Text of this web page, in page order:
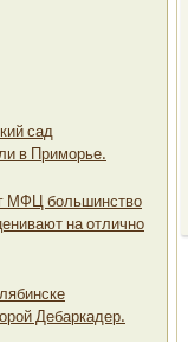
сад
в Приморье.
МФЦ большинство
на отлично
Дебаркадер.